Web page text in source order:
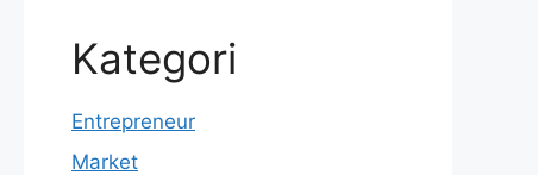
Kategori
Entrepreneur
Market